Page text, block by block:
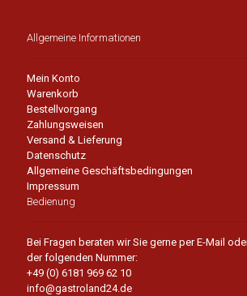
Allgemeine Informationen
Mein Konto
Warenkorb
Bestellvorgang
Zahlungsweisen
Versand & Lieferung
Datenschutz
Allgemeine Geschäftsbedingungen
Impressum
Bedienung
Bei Fragen beraten wir Sie gerne per E-Mail
der folgenden Nummer:
+49 (0) 6181 969 62 10
info@gastroland24.de